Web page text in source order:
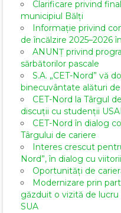
Clarificare privind
municipiul Bălți
Informație privind
de încălzire 2025–2026
ANUNȚ privind
sărbătorilor pascale
S.A. „CET-Nord” vă
binecuvântate alături de
CET-Nord la Târgul
discuții cu studenții
CET-Nord în dialog
Târgului de cariere
Interes crescut
Nord”, în dialog cu
Oportunități de
Modernizare prin
găzduit o vizită de
SUA